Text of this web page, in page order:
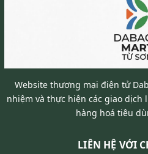
Website thương mại điện tử
nhiệm và thực hiện các giao dịch
hàng hoá tiêu
LIÊN HỆ VỚI